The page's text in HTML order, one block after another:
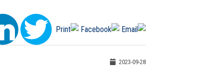
2023-09-28